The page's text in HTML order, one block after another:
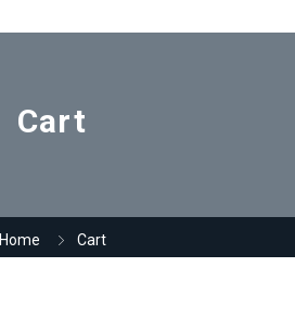
Cart
Home Cart